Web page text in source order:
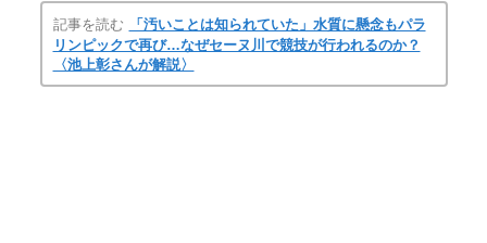
記事を読む
「汚いことは知られていた」水質に懸念もパラ
リンピックで再び…なぜセーヌ川で競技が行われるのか？
〈池上彰さんが解説〉